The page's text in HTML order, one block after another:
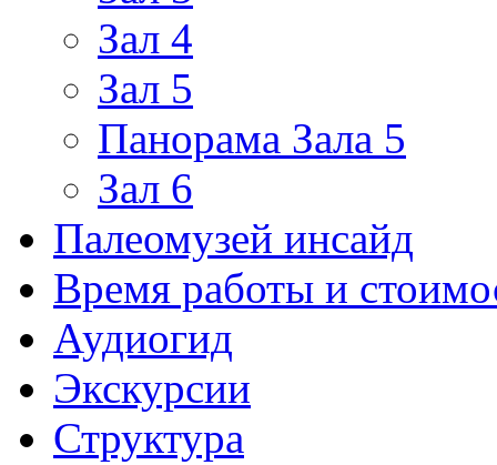
Зал 4
Зал 5
Панорама Зала 5
Зал 6
Палеомузей инсайд
Время работы и
Аудиогид
Экскурсии
Структура